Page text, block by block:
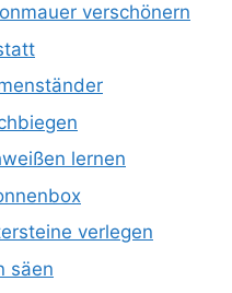
verschönern
lernen
verlegen
säen